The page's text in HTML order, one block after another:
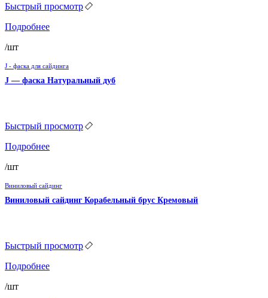
Быстрый просмотр
Подробнее
/шт
J - фаска для сайдинга
J — фаска Натуральный дуб
Быстрый просмотр
Подробнее
/шт
Виниловый сайдинг
Виниловый сайдинг Корабельный брус Кремовый
Быстрый просмотр
Подробнее
/шт